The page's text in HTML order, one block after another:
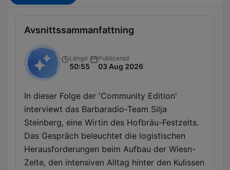
Avsnittssammanfattning
Längd
50:55
Publicerad
03 Aug 2026
In dieser Folge der 'Community Edition'
interviewt das Barbaradio-Team Silja
Steinberg, eine Wirtin des Hofbräu-Festzelts.
Das Gespräch beleuchtet die logistischen
Herausforderungen beim Aufbau der Wiesn-
Zelte, den intensiven Alltag hinter den Kulissen